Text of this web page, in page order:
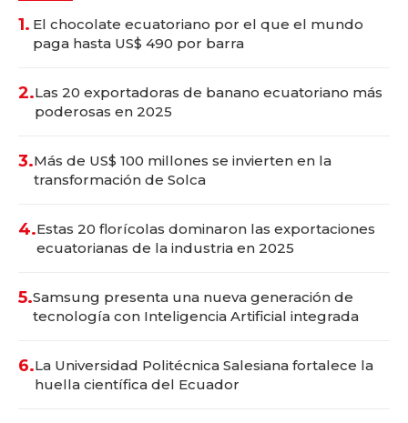
1. El chocolate ecuatoriano por el que el mundo
paga hasta US$ 490 por barra
2.Las 20 exportadoras de banano ecuatoriano más
poderosas en 2025
3.Más de US$ 100 millones se invierten en la
transformación de Solca
4.Estas 20 florícolas dominaron las exportaciones
ecuatorianas de la industria en 2025
5.Samsung presenta una nueva generación de
tecnología con Inteligencia Artificial integrada
6.La Universidad Politécnica Salesiana fortalece la
huella científica del Ecuador